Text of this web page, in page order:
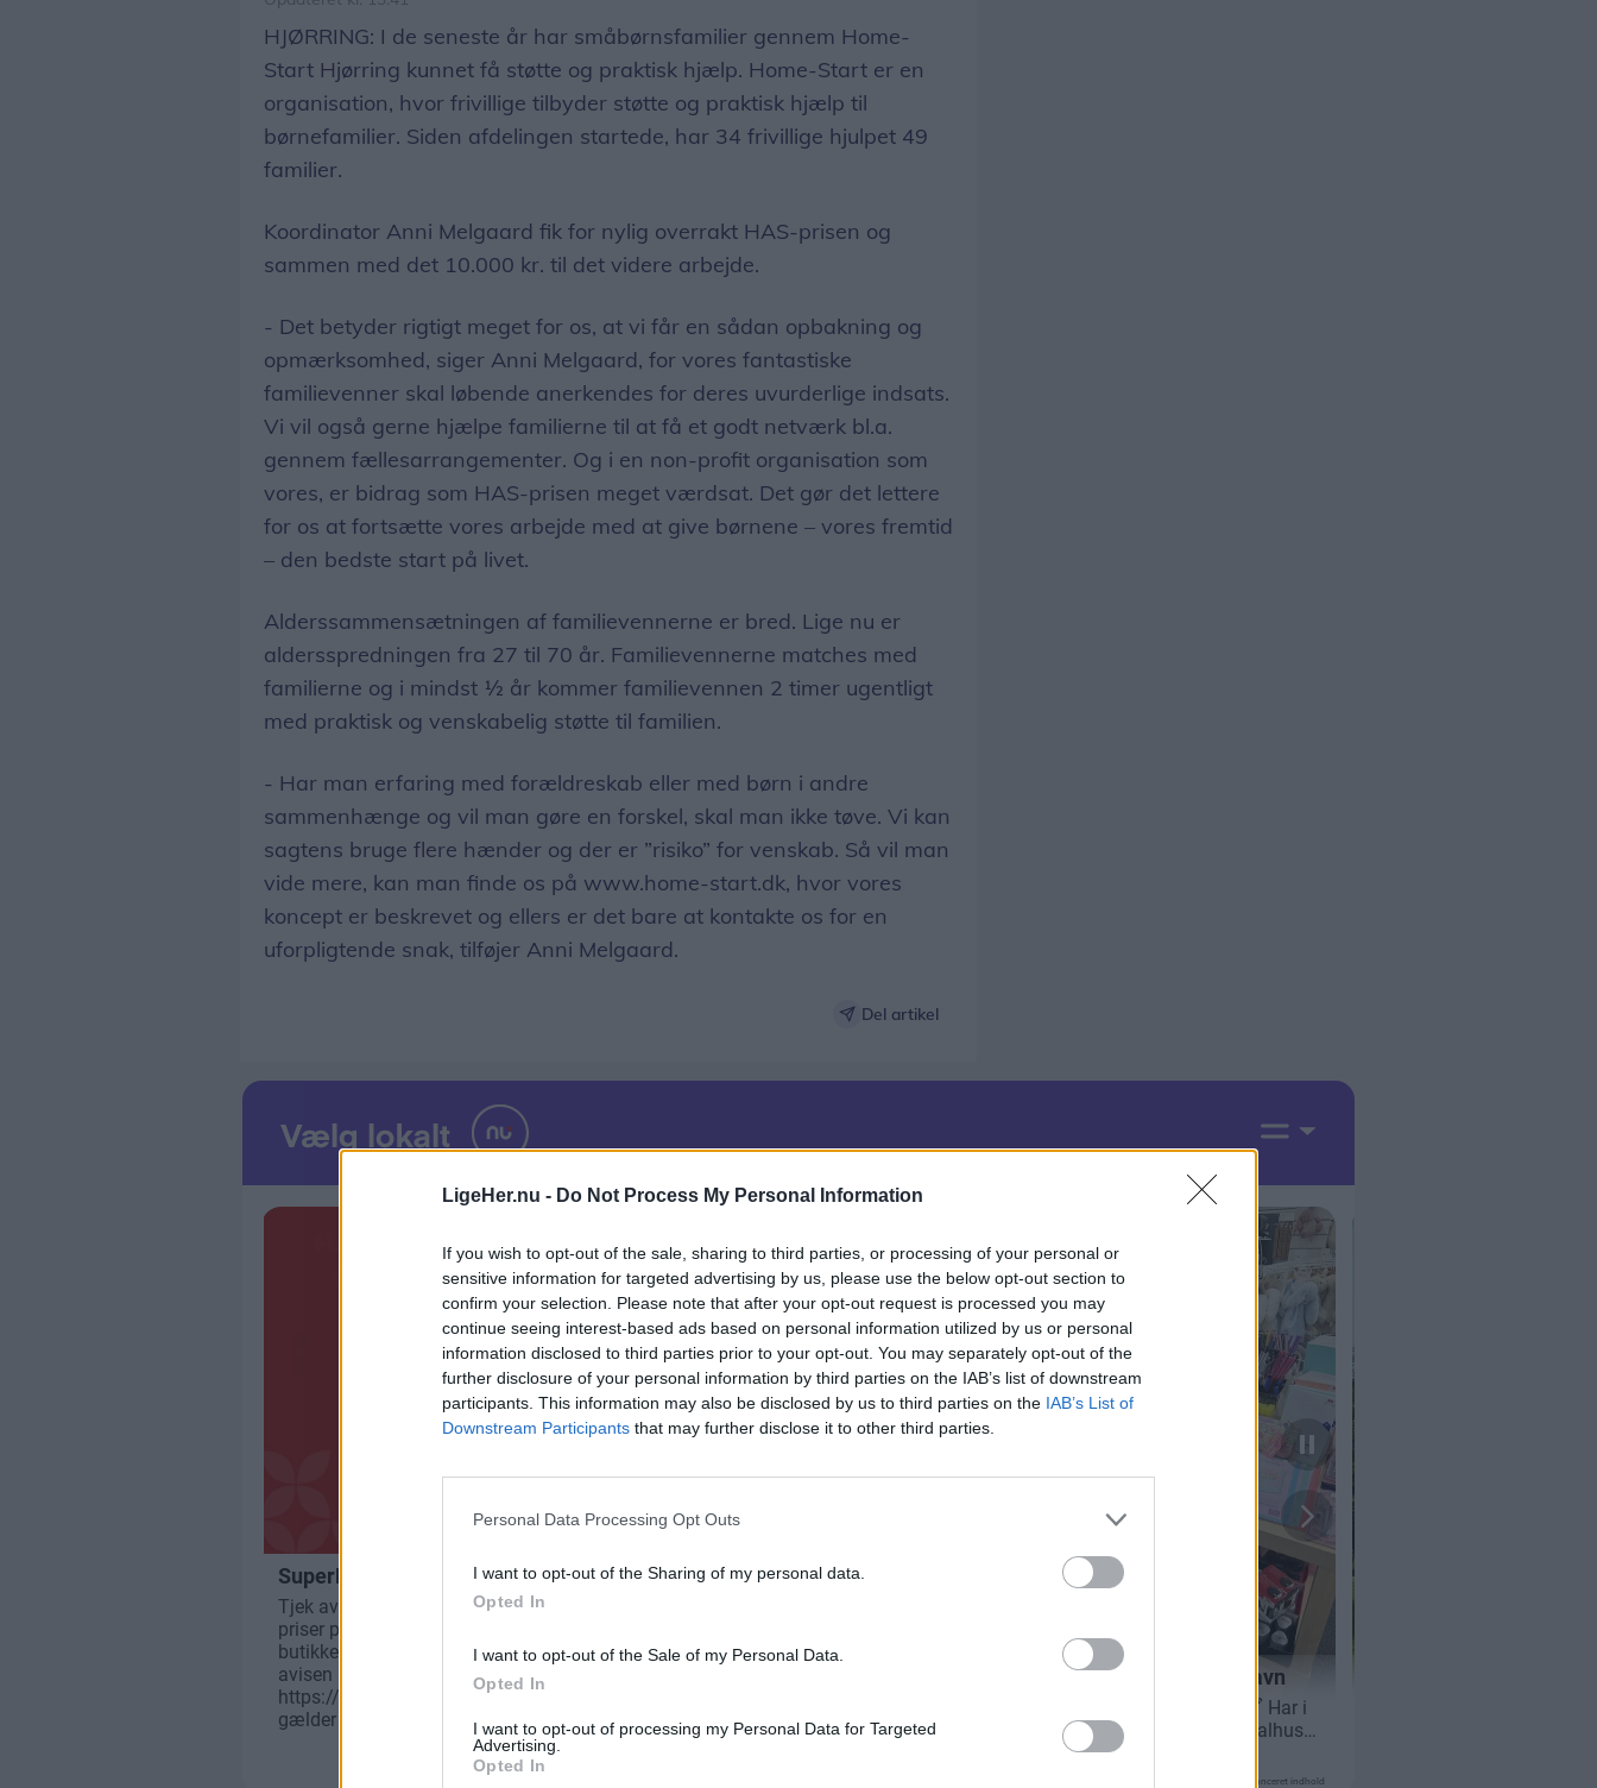
LigeHer.nu - Do Not Process My Personal Information
If you wish to opt-out of the sale, sharing to third parties, or processing of your personal or
sensitive information for targeted advertising by us, please use the below opt-out section to
confirm your selection. Please note that after your opt-out request is processed you may
continue seeing interest-based ads based on personal information utilized by us or personal
information disclosed to third parties prior to your opt-out. You may separately opt-out of the
further disclosure of your personal information by third parties on the IAB’s list of downstream
participants. This information may also be disclosed by us to third parties on the IAB’s List of
Downstream Participants that may further disclose it to other third parties.
Personal Data Processing Opt Outs
I want to opt-out of the Sharing of my personal data.
Opted In
I want to opt-out of the Sale of my Personal Data.
Opted In
I want to opt-out of processing my Personal Data for Targeted
Advertising.
Opted In
HJØRRING: I de seneste år har småbørnsfamilier gennem Home-
Start Hjørring kunnet få støtte og praktisk hjælp. Home-Start er en
organisation, hvor frivillige tilbyder støtte og praktisk hjælp til
børnefamilier. Siden afdelingen startede, har 34 frivillige hjulpet 49
familier.
Koordinator Anni Melgaard fik for nylig overrakt HAS-prisen og
sammen med det 10.000 kr. til det videre arbejde.
- Det betyder rigtigt meget for os, at vi får en sådan opbakning og
opmærksomhed, siger Anni Melgaard, for vores fantastiske
familievenner skal løbende anerkendes for deres uvurderlige indsats.
Vi vil også gerne hjælpe familierne til at få et godt netværk bl.a.
gennem fællesarrangementer. Og i en non-profit organisation som
vores, er bidrag som HAS-prisen meget værdsat. Det gør det lettere
for os at fortsætte vores arbejde med at give børnene – vores fremtid
– den bedste start på livet.
Alderssammensætningen af familievennerne er bred. Lige nu er
aldersspredningen fra 27 til 70 år. Familievennerne matches med
familierne og i mindst ½ år kommer familievennen 2 timer ugentligt
med praktisk og venskabelig støtte til familien.
- Har man erfaring med forældreskab eller med børn i andre
sammenhænge og vil man gøre en forskel, skal man ikke tøve. Vi kan
sagtens bruge flere hænder og der er ”risiko” for venskab. Så vil man
vide mere, kan man finde os på www.home-start.dk, hvor vores
koncept er beskrevet og ellers er det bare at kontakte os for en
uforpligtende snak, tilføjer Anni Melgaard.
Del artikel
Annonceret indhold